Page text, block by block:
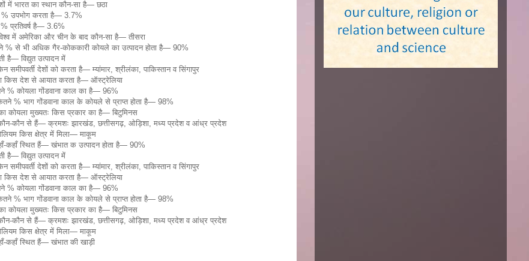
में भारत का स्थान कौन-सा है— छठा
% उपभोग करता है— 3.7%
प्रतिवर्ष है— 3.6%
में अमेरिका और चीन के बाद कौन-सा है— तीसरा
% से भी अधिक गैर-कोककारी कोयले का उत्पादन होता है— 90%
है— विद्युत उत्पादन में
समीपवर्ती देशों को करता है— म्यांमार, श्रीलंका, पाकिस्तान व सिंगापुर
किस देश से आयात करता है— ऑस्ट्रेलिया
% कोयला गोंडवाना काल का है— 96%
% भाग गोंडवाना काल के कोयले से प्राप्त होता है— 98%
कोयला मुख्यतः किस प्रकार का है— बिटुमिनस
कौन-कौन से हैं— क्रमशः झारखंड, छत्तीसगढ़, ओड़िशा, मध्य प्रदेश व आंध्र प्रदेश
किस क्षेत्र में मिला— माकूम
कहाँ स्थित हैं— खंभात क उत्पादन होता है— 90%
है— विद्युत उत्पादन में
समीपवर्ती देशों को करता है— म्यांमार, श्रीलंका, पाकिस्तान व सिंगापुर
किस देश से आयात करता है— ऑस्ट्रेलिया
% कोयला गोंडवाना काल का है— 96%
% भाग गोंडवाना काल के कोयले से प्राप्त होता है— 98%
कोयला मुख्यतः किस प्रकार का है— बिटुमिनस
कौन-कौन से हैं— क्रमशः झारखंड, छत्तीसगढ़, ओड़िशा, मध्य प्रदेश व आंध्र प्रदेश
किस क्षेत्र में मिला— माकूम
कहाँ स्थित हैं— खंभात की खाड़ी